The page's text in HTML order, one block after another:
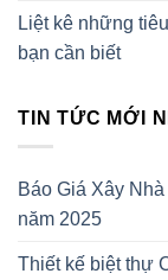
Liệt kê những
bạn cần biết
TIN TỨC MỚI
Báo Giá Xây
năm 2025
Thiết kế biệt thự